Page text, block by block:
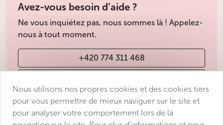
Avez-vous besoin d’aide ?
Ne vous inquiétez pas, nous sommes là ! Appelez-
nous à tout moment.
+420 774 311 468
Conditions de vente
Nous utilisons nos propres cookies et des cookies tiers
pour vous permettre de mieux naviguer sur le site et
pour analyser votre comportement lors de la